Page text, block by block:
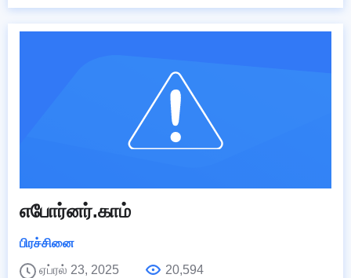
எபோர்னர்.காம்
பிரச்சினை
ஏப்ரல் 23, 2025
20,594